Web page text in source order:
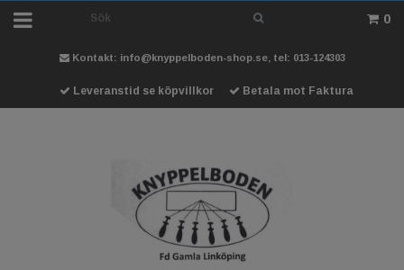
0
Kontakt: info@knyppelboden-shop.se, tel: 013-124303
Leveranstid se köpvillkor Betala mot Faktura